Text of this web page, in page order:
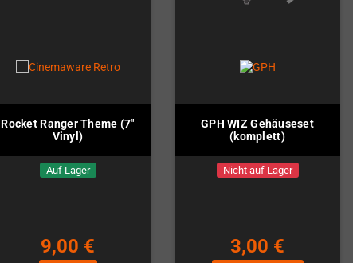
Rocket Ranger Theme (7"
Vinyl)
Auf Lager
9,00 €
GPH WIZ Gehäuseset
(komplett)
Nicht auf Lager
3,00 €